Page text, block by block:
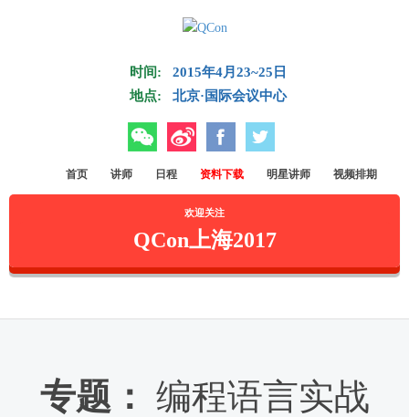
时间:
2015年4月23~25日
地点:
北京·国际会议中心
微信 微博 Facebook
首页 讲师 日程 资料下载 明星讲师 视频排期
欢迎关注
QCon上海2017
专题： 编程语言实战